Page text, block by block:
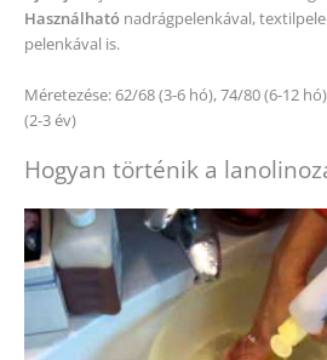
Használható nadrágpelenkával,
pelenkával is.
Méretezése: 62/68 (3-6 hó), 74/80 (6-12
(2-3 év)
Hogyan történik a